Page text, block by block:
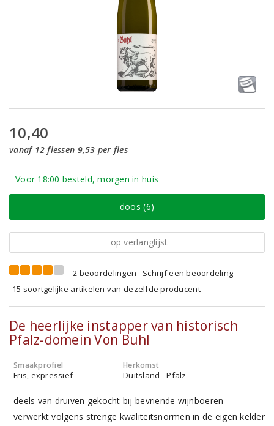
10,40
vanaf 12 flessen 9,53 per fles
Voor 18:00 besteld, morgen in huis
doos (6)
op verlanglijst
2 beoordelingen
Schrijf een beoordeling
15 soortgelijke artikelen van dezelfde producent
De heerlijke instapper van historisch
Pfalz-domein Von Buhl
Smaakprofiel
Fris, expressief
Herkomst
Duitsland - Pfalz
deels van druiven gekocht bij bevriende wijnboeren
verwerkt volgens strenge kwaliteitsnormen in de eigen kelder